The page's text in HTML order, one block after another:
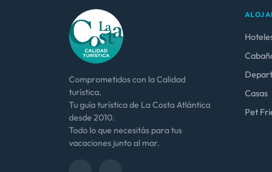
Comprometidos con la Calidad
turística.
Tu guía turística de La Costa Atlántica
desde 2010.
Todo lo que necesitás para tus
vacaciones junto al mar.
Casas
Pet